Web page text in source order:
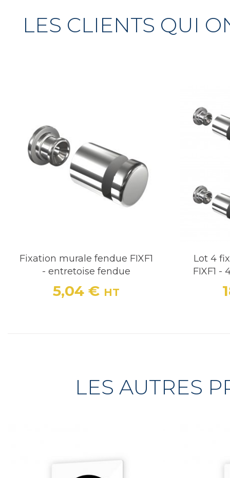
LES CLIENTS QUI
Fixation murale fendue FIXF1
- entretoise fendue
Prix
5,04 € HT
Lot 4
FIXF1 -
LES AUTRES